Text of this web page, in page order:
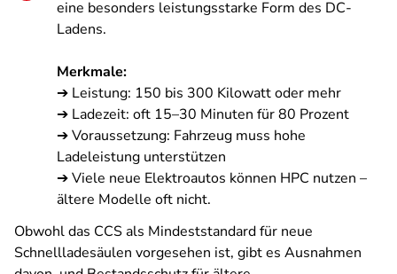
eine besonders leistungsstarke Form des DC-
Ladens.
Merkmale:
➔ Leistung: 150 bis 300 Kilowatt oder mehr
➔ Ladezeit: oft 15–30 Minuten für 80 Prozent
➔ Voraussetzung: Fahrzeug muss hohe
Ladeleistung unterstützen
➔ Viele neue Elektroautos können HPC nutzen –
ältere Modelle oft nicht.
Obwohl das CCS als Mindeststandard für neue
Schnellladesäulen vorgesehen ist, gibt es Ausnahmen